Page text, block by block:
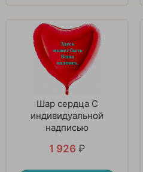
Шар сердца С
индивидуальной
надписью
1 926 ₽